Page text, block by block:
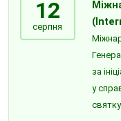
12
серпня
за
у